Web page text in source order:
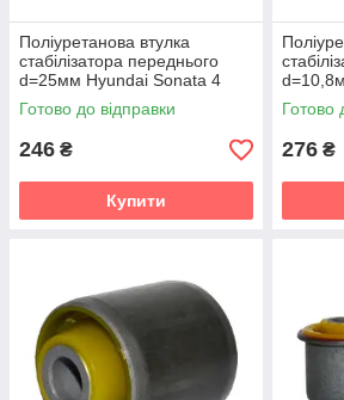
Поліуретанова втулка
стабілізатора переднього
d=25мм Hyundai Sonata 4
gen. (EF) Седан (1998-2004)
v19
Готово до відправки
246 ₴
Купити
gen.
v19
Готово
276 ₴